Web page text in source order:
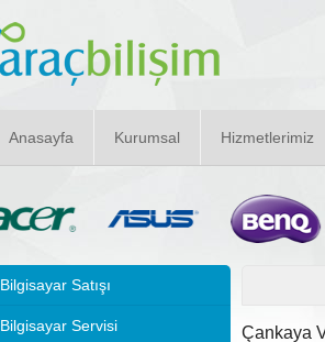
Anasayfa Kurumsal Hizmetlerimiz
Bilgisayar Satışı
Bilgisayar Servisi Çankaya